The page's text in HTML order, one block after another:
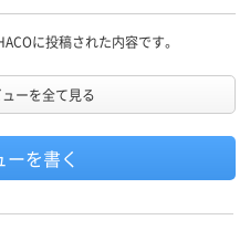
に投稿された内容です。
ーを全て見る
ーを書く